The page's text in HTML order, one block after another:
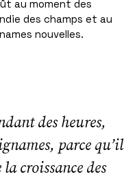
au moment des
des champs et au
nouvelles.
des heures,
parce qu’il
croissance des